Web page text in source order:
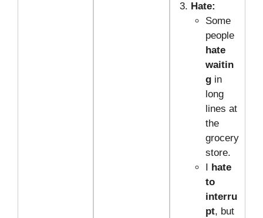
Hate:
Some
people
hate
waitin
gin
long
lines at
the
grocery
store.
hate
to
interru
pt, but